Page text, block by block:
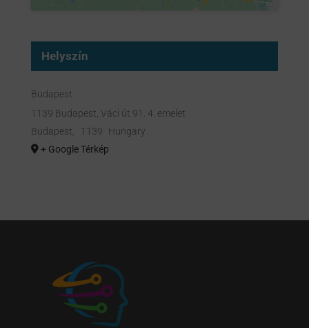
Helyszín
Budapest
1139 Budapest, Váci út 91. 4. emelet
Budapest, 1139
Hungary
+ Google Térkép